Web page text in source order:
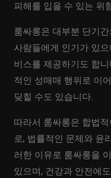
피해를 입을 수 있는 위
룸싸롱은 대부분 단기
사람들에게 인기가 있
비스를 제공하기도 합
적인 성매매 행위로 이
딪힐 수도 있습니다.
따라서 룸싸롱은 합법
로, 법률적인 문제와 윤
러한 이유로 룸싸롱을
있으며, 건강과 안전에